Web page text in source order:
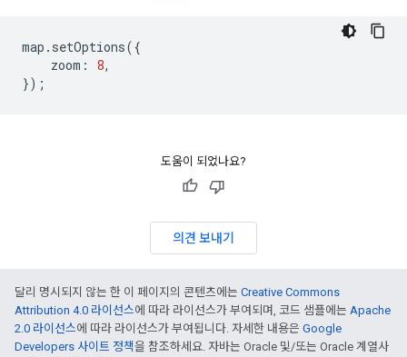
map . setOptions({
zoom : 8,
});
도움이 되었나요?
의견 보내기
달리 명시되지 않는 한 이 페이지의 콘텐츠에는 Creative Commons
Attribution 4.0 라이선스에 따라 라이선스가 부여되며, 코드 샘플에는 Apache
2.0 라이선스에 따라 라이선스가 부여됩니다. 자세한 내용은 Google
Developers 사이트 정책을 참조하세요. 자바는 Oracle 및/또는 Oracle 계열사